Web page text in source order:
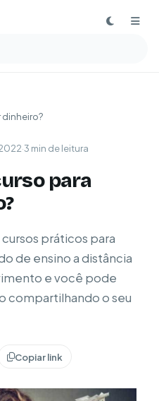
dinheiro?
·3 min de leitura
para
práticos para
de ensino a distância
e você pode
compartilhando o seu
Copiar link